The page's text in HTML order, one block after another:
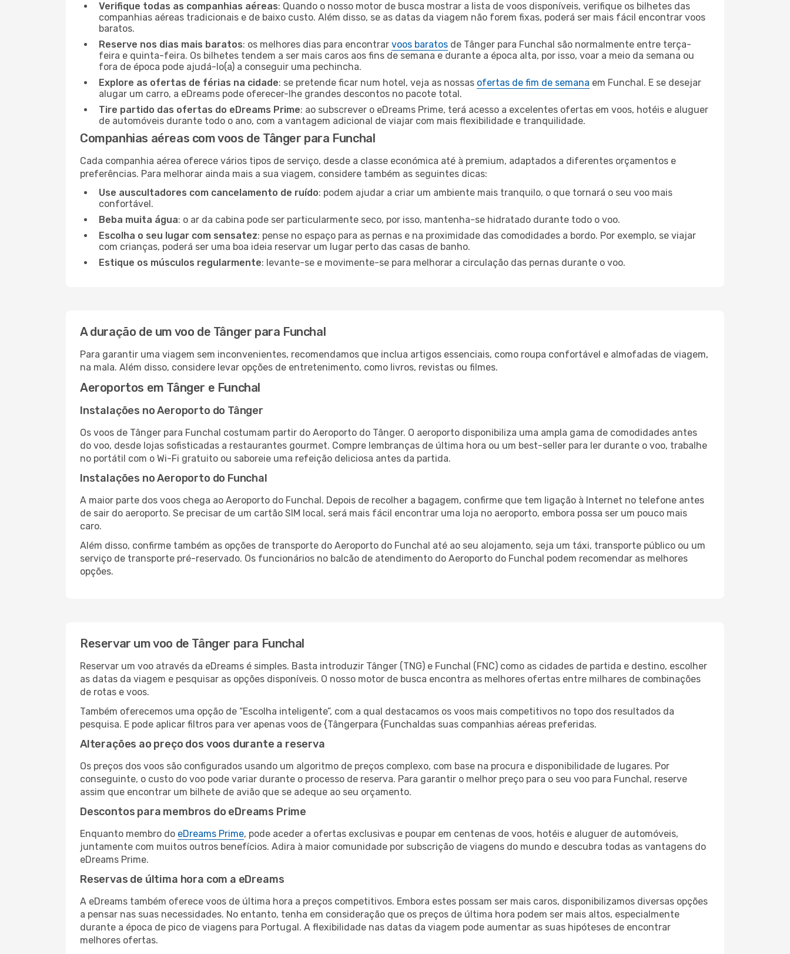
Verifique todas as companhias aéreas: Quando o nosso motor de busca mostrar a lista de voos disponíveis, verifique os bilhetes das
companhias aéreas tradicionais e de baixo custo. Além disso, se as datas da viagem não forem fixas, poderá ser mais fácil encontrar voos
baratos.
Reserve nos dias mais baratos: os melhores dias para encontrar voos baratos de Tânger para Funchal são normalmente entre terça-
feira e quinta-feira. Os bilhetes tendem a ser mais caros aos fins de semana e durante a época alta, por isso, voar a meio da semana ou
fora de época pode ajudá-lo(a) a conseguir uma pechincha.
Explore as ofertas de férias na cidade: se pretende ficar num hotel, veja as nossas ofertas de fim de semana em Funchal. E se desejar
alugar um carro, a eDreams pode oferecer-lhe grandes descontos no pacote total.
Tire partido das ofertas do eDreams Prime: ao subscrever o eDreams Prime, terá acesso a excelentes ofertas em voos, hotéis e aluguer
de automóveis durante todo o ano, com a vantagem adicional de viajar com mais flexibilidade e tranquilidade.
Companhias aéreas com voos de Tânger para Funchal
Cada companhia aérea oferece vários tipos de serviço, desde a classe económica até à premium, adaptados a diferentes orçamentos e
preferências. Para melhorar ainda mais a sua viagem, considere também as seguintes dicas:
Use auscultadores com cancelamento de ruído: podem ajudar a criar um ambiente mais tranquilo, o que tornará o seu voo mais
confortável.
Beba muita água: o ar da cabina pode ser particularmente seco, por isso, mantenha-se hidratado durante todo o voo.
Escolha o seu lugar com sensatez: pense no espaço para as pernas e na proximidade das comodidades a bordo. Por exemplo, se viajar
com crianças, poderá ser uma boa ideia reservar um lugar perto das casas de banho.
Estique os músculos regularmente: levante-se e movimente-se para melhorar a circulação das pernas durante o voo.
A duração de um voo de Tânger para Funchal
Para garantir uma viagem sem inconvenientes, recomendamos que inclua artigos essenciais, como roupa confortável e almofadas de viagem,
na mala. Além disso, considere levar opções de entretenimento, como livros, revistas ou filmes.
Aeroportos em Tânger e Funchal
Instalações no Aeroporto do Tânger
Os voos de Tânger para Funchal costumam partir do Aeroporto do Tânger. O aeroporto disponibiliza uma ampla gama de comodidades antes
do voo, desde lojas sofisticadas a restaurantes gourmet. Compre lembranças de última hora ou um best-seller para ler durante o voo, trabalhe
no portátil com o Wi-Fi gratuito ou saboreie uma refeição deliciosa antes da partida.
Instalações no Aeroporto do Funchal
A maior parte dos voos chega ao Aeroporto do Funchal. Depois de recolher a bagagem, confirme que tem ligação à Internet no telefone antes
de sair do aeroporto. Se precisar de um cartão SIM local, será mais fácil encontrar uma loja no aeroporto, embora possa ser um pouco mais
caro.
Além disso, confirme também as opções de transporte do Aeroporto do Funchal até ao seu alojamento, seja um táxi, transporte público ou um
serviço de transporte pré-reservado. Os funcionários no balcão de atendimento do Aeroporto do Funchal podem recomendar as melhores
opções.
Reservar um voo de Tânger para Funchal
Reservar um voo através da eDreams é simples. Basta introduzir Tânger (TNG) e Funchal (FNC) como as cidades de partida e destino, escolher
as datas da viagem e pesquisar as opções disponíveis. O nosso motor de busca encontra as melhores ofertas entre milhares de combinações
de rotas e voos.
Também oferecemos uma opção de “Escolha inteligente”, com a qual destacamos os voos mais competitivos no topo dos resultados da
pesquisa. E pode aplicar filtros para ver apenas voos de {Tângerpara {Funchaldas suas companhias aéreas preferidas.
Alterações ao preço dos voos durante a reserva
Os preços dos voos são configurados usando um algoritmo de preços complexo, com base na procura e disponibilidade de lugares. Por
conseguinte, o custo do voo pode variar durante o processo de reserva. Para garantir o melhor preço para o seu voo para Funchal, reserve
assim que encontrar um bilhete de avião que se adeque ao seu orçamento.
Descontos para membros do eDreams Prime
Enquanto membro do eDreams Prime, pode aceder a ofertas exclusivas e poupar em centenas de voos, hotéis e aluguer de automóveis,
juntamente com muitos outros benefícios. Adira à maior comunidade por subscrição de viagens do mundo e descubra todas as vantagens do
eDreams Prime.
Reservas de última hora com a eDreams
A eDreams também oferece voos de última hora a preços competitivos. Embora estes possam ser mais caros, disponibilizamos diversas opções
a pensar nas suas necessidades. No entanto, tenha em consideração que os preços de última hora podem ser mais altos, especialmente
durante a época de pico de viagens para Portugal. A flexibilidade nas datas da viagem pode aumentar as suas hipóteses de encontrar
melhores ofertas.